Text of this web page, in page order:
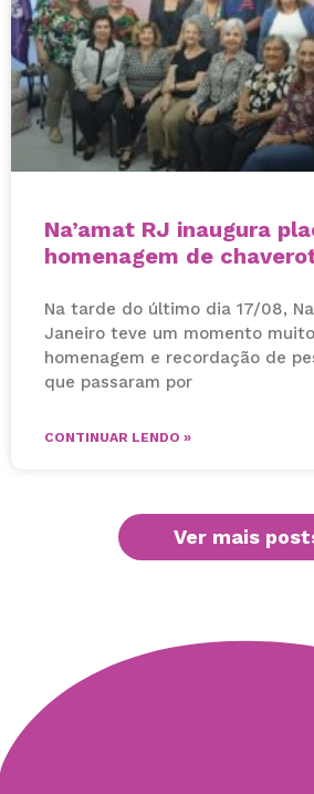
Na’amat RJ inaugura
homenagem de
Na tarde do último dia 17/08,
Janeiro teve um momento
homenagem e recordação de
que passaram por
CONTINUAR LENDO »
Ver mais